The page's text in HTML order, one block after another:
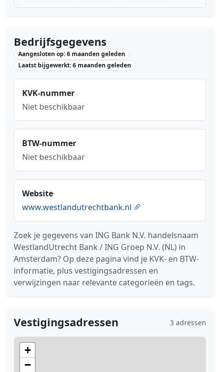
Bedrijfsgegevens
Aangesloten op: 6 maanden geleden
Laatst bijgewerkt: 6 maanden geleden
KVK-nummer
Niet beschikbaar
BTW-nummer
Niet beschikbaar
Website
www.westlandutrechtbank.nl
Zoek je gegevens van ING Bank N.V. handelsnaam
WestlandUtrecht Bank / ING Groep N.V. (NL) in
Amsterdam? Op deze pagina vind je KVK- en BTW-
informatie, plus vestigingsadressen en
verwijzingen naar relevante categorieën en tags.
Vestigingsadressen 3 adressen
+
−